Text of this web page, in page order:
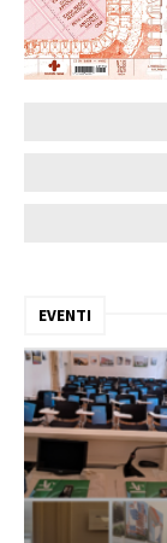
EVENTI